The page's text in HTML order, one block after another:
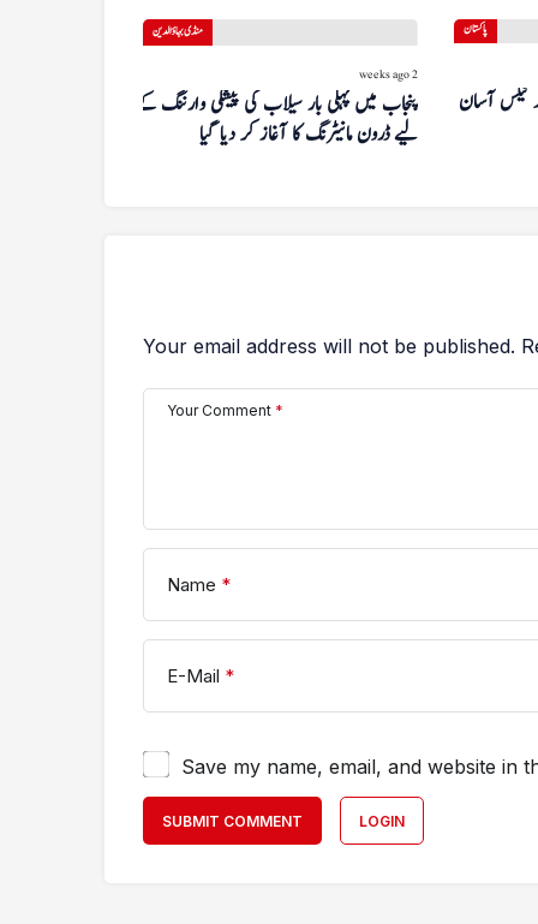
منڈی بہاؤالدین
2 weeks ago
پنجاب میں پہلی بار سیلاب کی پیشگی وارننگ کے
لیے ڈرون مانیٹرنگ کا آغاز کر دیا گیا
پاکستان
آسان سکیم
Your email address will not be published.
Your Comment *
Name *
E-Mail *
Save my name, email, and website in
SUBMIT COMMENT LOGIN